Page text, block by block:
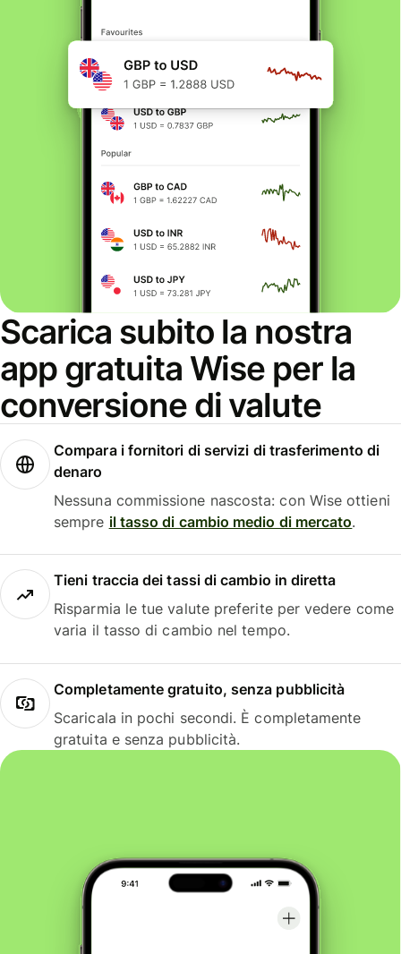
Scarica subito la nostra
app gratuita Wise per la
conversione di valute
Compara i fornitori di servizi di trasferimento di
denaro
Nessuna commissione nascosta: con Wise ottieni
sempre il tasso di cambio medio di mercato.
Tieni traccia dei tassi di cambio in diretta
Risparmia le tue valute preferite per vedere come
varia il tasso di cambio nel tempo.
Completamente gratuito, senza pubblicità
Scaricala in pochi secondi. È completamente
gratuita e senza pubblicità.